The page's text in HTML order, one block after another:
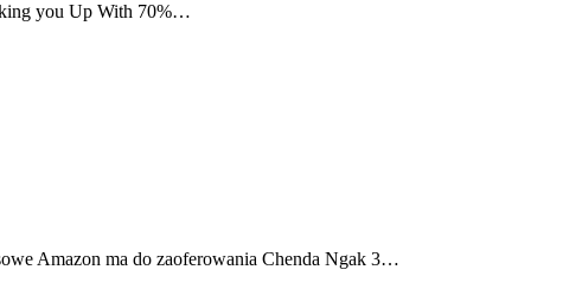
you Up With 70%…
Amazon ma do zaoferowania Chenda Ngak 3…